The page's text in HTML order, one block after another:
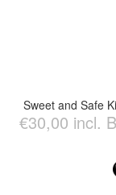
Sweet and Safe
€30,00 incl.